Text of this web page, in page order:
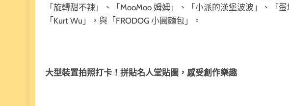
「旋轉甜不辣」、「MooMoo 姆姆」、「小派的漢堡波波」、「
「Kurt Wu」，與「FRODOG 小圓麵包」。
大型裝置拍照打卡！拼貼名人堂貼圖，感受創作樂趣